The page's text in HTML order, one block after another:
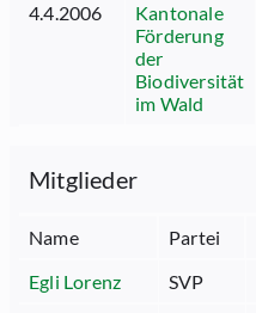
4.4.2006
Kantonale
Förderung
der
Biodiversität
im Wald
Mitglieder
Name Partei
Egli Lorenz
SVP